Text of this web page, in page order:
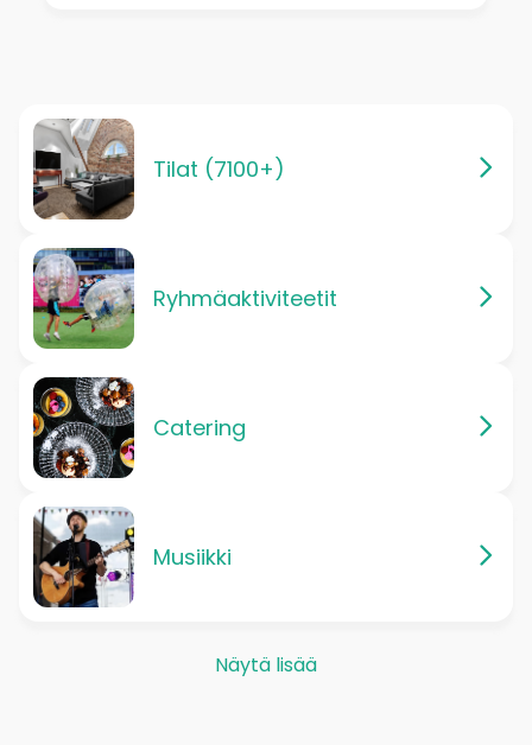
Tilat (7100+)
Ryhmäaktiviteetit
Catering
Musiikki
Näytä lisää